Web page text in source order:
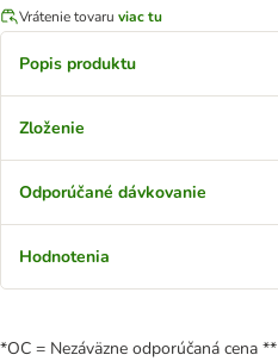
Vrátenie tovaru viac tu
Popis produktu
Zloženie
Odporúčané dávkovanie
Hodnotenia
*OC = Nezáväzne odporúčaná cena **